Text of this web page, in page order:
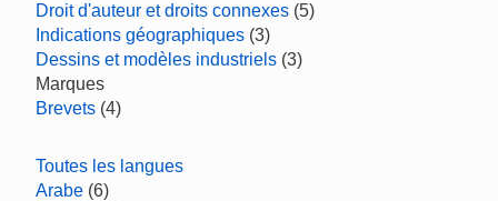
Droit d'auteur et droits connexes (5)
Indications géographiques (3)
Dessins et modèles industriels (3)
Marques
Brevets (4)
Toutes les langues
Arabe (6)